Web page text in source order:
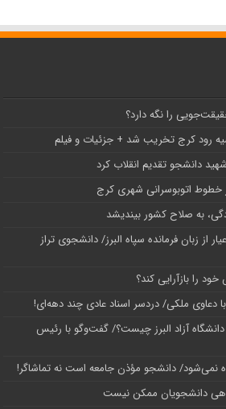
را نگه دارد؟
رود کرج تخریب شد + جزئیات و فیلم
به صلاح کشور بیندیشد
از زبان فرمانده سپاه البرز/ دانشجوی تراز
را بازآرایی کند؟
دعاوی ملکی/ دردسر اسناد عادی چند‌ دهه‌ای!
آزاد البرز چیست؟/ گفت‌وگو با رئیس
نمی‌شود/ دانشجو مؤذن جامعه است نه تماشاگر!
دانشجویان ممکن نیست